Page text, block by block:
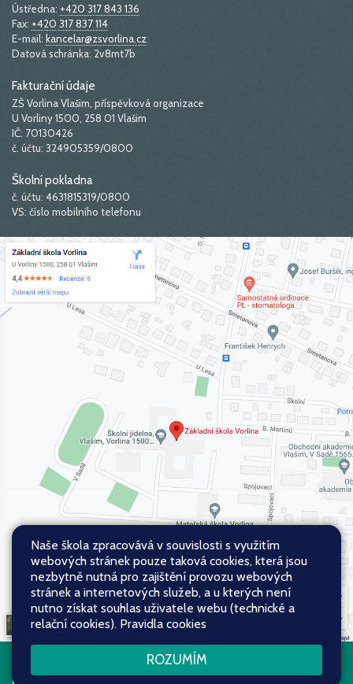
Ústředna: +420 317 843 136
Fax: +420 317 837 114
E-mail: kancelar@zsvorlina.cz
Datová schránka: 2v8mt7b
Fakturační údaje
ZŠ Vorlina Vlašim, příspěvková organizace
U Vorliny 1500, 258 01 Vlašim
IČ: 70130426
č. účtu: 324905359/0800
Školní pokladna
č. účtu: 4631815319/0800
VS: číslo mobilního telefonu
Všechna práva vyhrazena. Copyright
Naše škola zpracovává v souvislosti s využitím
webových stránek pouze taková cookies, která jsou
nezbytně nutná pro zajištění provozu webových
stránek a internetových služeb, a u kterých není
nutno získat souhlas uživatele webu (technické a
relační cookies). Pravidla cookies
ROZUMÍM